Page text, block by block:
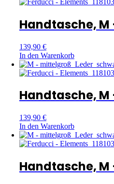
Handtasche,
139,90 €
In den Warenkorb
Handtasche,
139,90 €
In den Warenkorb
Handtasche,